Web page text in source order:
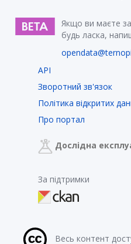
Якщо ви маєте
будь ласка,
API
Зворотний зв'язок
Політика відкритих
Про портал
Дослідна
За підтримки
Весь контент